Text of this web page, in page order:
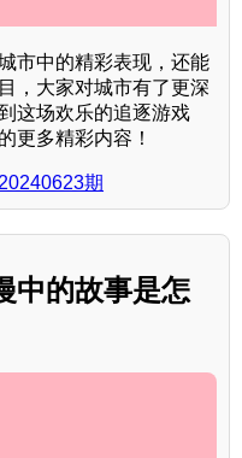
市中的精彩表现，还能
，大家对城市有了更深
这场欢乐的追逐游戏
更多精彩内容！
期
中的故事是怎